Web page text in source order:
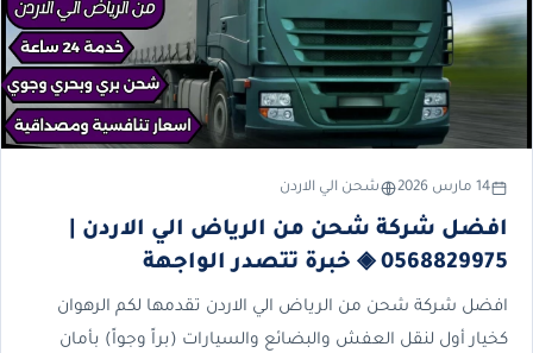
14 مارس 2026 شحن الي الاردن
افضل شركة شحن من الرياض الي الاردن |
0568829975 ◈ خبرة تتصدر الواجهة
افضل شركة شحن من الرياض الي الاردن تقدمها لكم الرهوان
كخيار أول لنقل العفش والبضائع والسيارات (براً وجواً) بأمان